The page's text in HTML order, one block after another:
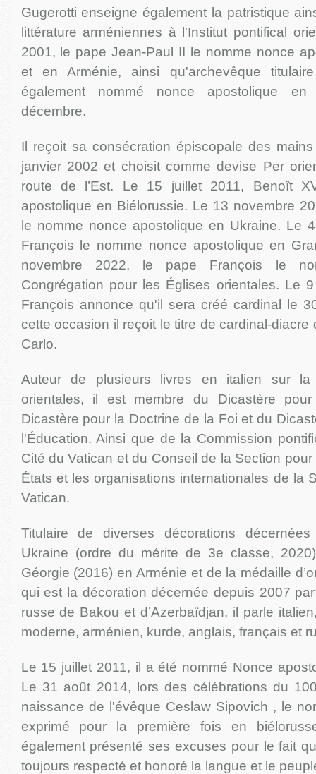
Gugerotti enseigne également la patristique
littérature arméniennes à l'Institut pontifical
2001, le pape Jean-Paul II le nomme nonce
et en Arménie, ainsi qu'archevêque
également nommé nonce apostolique
décembre.
Il reçoit sa consécration épiscopale des
janvier 2002 et choisit comme devise Per
route de l’Est. Le 15 juillet 2011, Benoît
apostolique en Biélorussie. Le 13 novembre
le nomme nonce apostolique en Ukraine. Le
François le nomme nonce apostolique en
novembre 2022, le pape François le
Congrégation pour les Églises orientales. Le
François annonce qu'il sera créé cardinal le
cette occasion il reçoit le titre de cardinal-diacre
Carlo.
Auteur de plusieurs livres en italien sur la
orientales, il est membre du Dicastère pour
Dicastère pour la Doctrine de la Foi et du
l'Éducation. Ainsi que de la Commission
Cité du Vatican et du Conseil de la Section
États et les organisations internationales de la
Vatican.
Titulaire de diverses décorations
Ukraine (ordre du mérite de 3e classe,
Géorgie (2016) en Arménie et de la médaille
qui est la décoration décernée depuis 2007
russe de Bakou et d’Azerbaïdjan, il parle
moderne, arménien, kurde, anglais, français et
Le 15 juillet 2011, il a été nommé Nonce
Le 31 août 2014, lors des célébrations du
naissance de l'évêque Ceslaw Sipovich , le
exprimé pour la première fois en
également présenté ses excuses pour le fait
toujours respecté et honoré la langue et le